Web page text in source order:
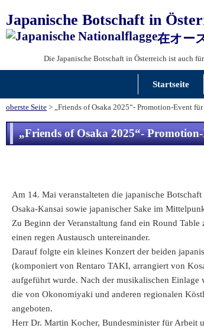
Japanische Botschaft in
在オー
Die Japanische Botschaft in Österreich ist auch für
Startseite
oberste Seite > „Friends of Osaka 2025“- Promotion-Event
„Friends of Osaka 2025“-
Am 14. Mai veranstalteten die japanische
Osaka-Kansai sowie japanischer Sake im
Zu Beginn der Veranstaltung fand ein Round
einen regen Austausch untereinander.
Darauf folgte ein kleines Konzert der beiden
(komponiert von Rentaro TAKI, arrangiert von
aufgeführt wurde. Nach der musikalischen
die von Okonomiyaki und anderen regionalen
angeboten.
Herr Dr. Martin Kocher, Bundesminister für Arbeit